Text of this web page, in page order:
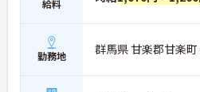
給料
勤務地 群馬県 甘楽郡甘楽